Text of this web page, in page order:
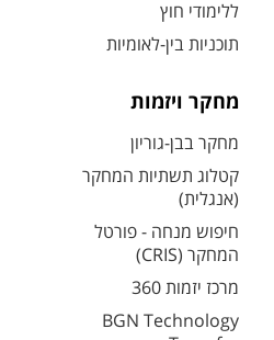
ללימודי חוץ
תוכניות בין-לאומיות
מחקר ויזמות
מחקר בבן-גוריון
קטלוג תשתיות המחקר
(אנגלית)
חיפוש מנחה - פורטל
המחקר (CRIS)
מרכז יזמות 360
BGN Technology